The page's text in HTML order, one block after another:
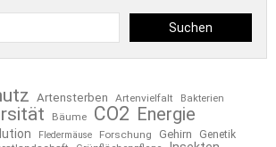
Suchen
Artensterben Artenvielfalt
Bakterien
Bäume CO2 Energie
Fledermäuse Forschung Gehirn Genetik